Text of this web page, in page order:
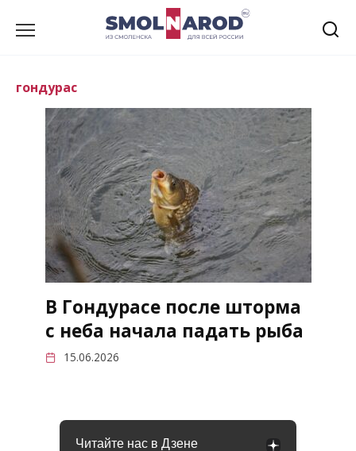
гондурас
В Гондурасе после шторма
с неба начала падать рыба
15.06.2026
Читайте нас в Дзене